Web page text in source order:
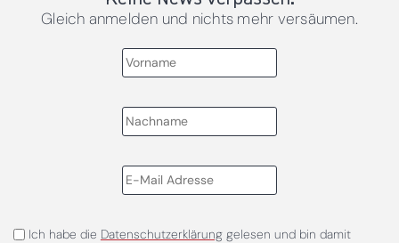
Gleich anmelden und nichts mehr versäumen.
Ich habe die Datenschutzerklärunggelesen und bin damit